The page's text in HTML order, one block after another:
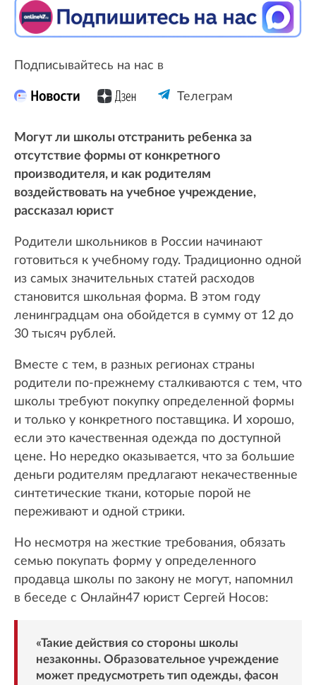
Подписывайтесь на нас в
Телеграм
Могут ли школы отстранить ребенка за
отсутствие формы от конкретного
производителя, и как родителям
воздействовать на учебное учреждение,
рассказал юрист
Родители школьников в России начинают
готовиться к учебному году. Традиционно одной
из самых значительных статей расходов
становится школьная форма. В этом году
ленинградцам она обойдется в сумму от 12 до
30 тысяч рублей.
Вместе с тем, в разных регионах страны
родители по-прежнему сталкиваются с тем, что
школы требуют покупку определенной формы
и только у конкретного поставщика. И хорошо,
если это качественная одежда по доступной
цене. Но нередко оказывается, что за большие
деньги родителям предлагают некачественные
синтетические ткани, которые порой не
переживают и одной стрики.
Но несмотря на жесткие требования, обязать
семью покупать форму у определенного
продавца школы по закону не могут, напомнил
в беседе с Онлайн47 юрист Сергей Носов:
«Такие действия со стороны школы
незаконны. Образовательное учреждение
может предусмотреть тип одежды, фасон